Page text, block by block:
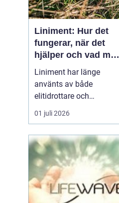
Liniment: Hur det
fungerar, när det
hjälper och vad man
bör tänka på
Liniment har länge
använts av både
elitidrottare och
vardagsmotionärer för
att lindra värk, stelhet
hur fungerar dessa
krämer egentligen, vad
innehåller de och när
passar de b&...
01 juli 2026